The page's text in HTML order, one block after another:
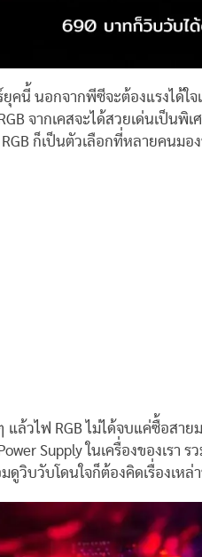
ยุคนี้ นอกจากพีซีจะต้องแรงได้ใ
จากเคสจะได้สวยเด่นเป็น
ก็เป็นตัวเลือกที่หลายคนมอ
แล้วไฟ RGB ไม่ได้จบแค่ซื้อสาย
Supply ในเครื่องของเร
ดูวิบวับโดนใจก็ต้องคิดเรื่องเหล่